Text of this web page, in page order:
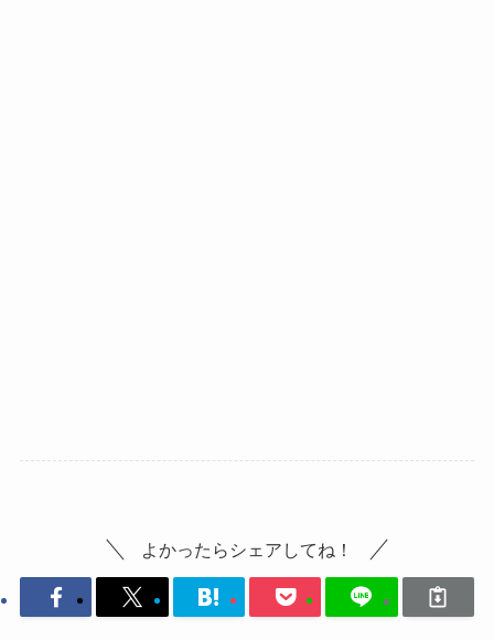
よかったらシェアしてね！